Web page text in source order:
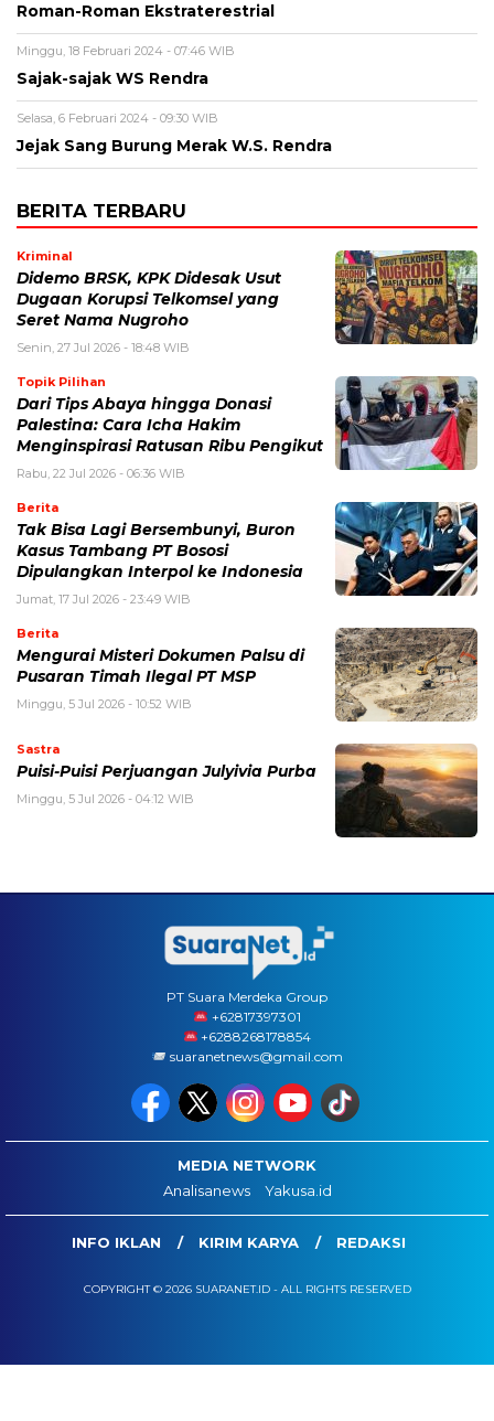
Roman-Roman Ekstraterestrial
Minggu, 18 Februari 2024 - 07:46 WIB
Sajak-sajak WS Rendra
Selasa, 6 Februari 2024 - 09:30 WIB
Jejak Sang Burung Merak W.S. Rendra
BERITA TERBARU
Kriminal
Didemo BRSK, KPK Didesak Usut
Dugaan Korupsi Telkomsel yang
Seret Nama Nugroho
Senin, 27 Jul 2026 - 18:48 WIB
Topik Pilihan
Dari Tips Abaya hingga Donasi
Palestina: Cara Icha Hakim
Menginspirasi Ratusan Ribu Pengikut
Rabu, 22 Jul 2026 - 06:36 WIB
Berita
Tak Bisa Lagi Bersembunyi, Buron
Kasus Tambang PT Bososi
Dipulangkan Interpol ke Indonesia
Jumat, 17 Jul 2026 - 23:49 WIB
Berita
Mengurai Misteri Dokumen Palsu di
Pusaran Timah Ilegal PT MSP
Minggu, 5 Jul 2026 - 10:52 WIB
Sastra
Puisi-Puisi Perjuangan Julyivia Purba
Minggu, 5 Jul 2026 - 04:12 WIB
PT Suara Merdeka Group
‪+62817397301
+6288268178854
suaranetnews@gmail.com
MEDIA NETWORK
Analisanews
Yakusa.id
INFO IKLAN KIRIM KARYA REDAKSI
COPYRIGHT © 2026 SUARANET.ID - ALL RIGHTS RESERVED